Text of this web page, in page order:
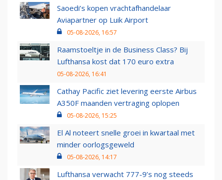
Saoedi’s kopen vrachtafhandelaar
Aviapartner op Luik Airport
05-08-2026, 16:57
Raamstoeltje in de Business Class? Bij
Lufthansa kost dat 170 euro extra
05-08-2026, 16:41
Cathay Pacific ziet levering eerste Airbus
A350F maanden vertraging oplopen
05-08-2026, 15:25
El Al noteert snelle groei in kwartaal met
minder oorlogsgeweld
05-08-2026, 14:17
Lufthansa verwacht 777-9’s nog steeds